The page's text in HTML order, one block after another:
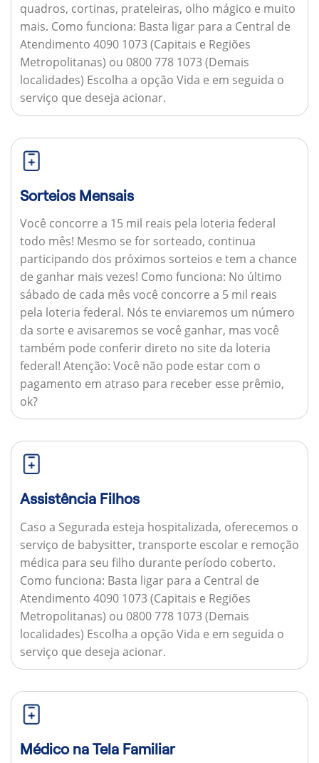
quadros, cortinas, prateleiras, olho mágico e muito
mais. Como funciona: Basta ligar para a Central de
Atendimento 4090 1073 (Capitais e Regiões
Metropolitanas) ou 0800 778 1073 (Demais
localidades) Escolha a opção Vida e em seguida o
serviço que deseja acionar.
Sorteios Mensais
Você concorre a 15 mil reais pela loteria federal
todo mês! Mesmo se for sorteado, continua
participando dos próximos sorteios e tem a chance
de ganhar mais vezes! Como funciona: No último
sábado de cada mês você concorre a 5 mil reais
pela loteria federal. Nós te enviaremos um número
da sorte e avisaremos se você ganhar, mas você
também pode conferir direto no site da loteria
federal! Atenção: Você não pode estar com o
pagamento em atraso para receber esse prêmio,
ok?
Assistência Filhos
Caso a Segurada esteja hospitalizada, oferecemos o
serviço de babysitter, transporte escolar e remoção
médica para seu filho durante período coberto.
Como funciona: Basta ligar para a Central de
Atendimento 4090 1073 (Capitais e Regiões
Metropolitanas) ou 0800 778 1073 (Demais
localidades) Escolha a opção Vida e em seguida o
serviço que deseja acionar.
Médico na Tela Familiar